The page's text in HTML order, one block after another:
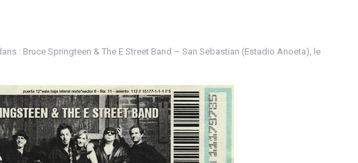
: Bruce Springteen & The E Street Band – San Sebastian (Estadio Anoeta), le